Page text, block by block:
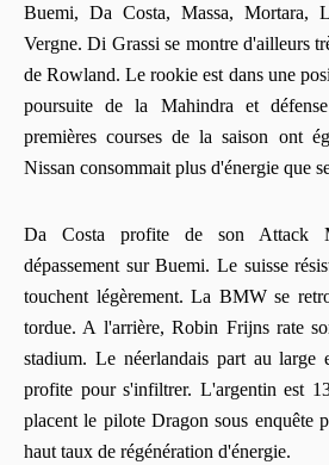
Buemi, Da Costa, Massa, Mortara,
Vergne. Di Grassi se montre d'ailleurs
de Rowland. Le rookie est dans une
poursuite de la Mahindra et
premières courses de la saison ont
Nissan consommait plus d'énergie que
Da Costa profite de son Attack
dépassement sur Buemi. Le suisse
touchent légèrement. La BMW se
tordue. A l'arrière, Robin Frijns rate
stadium. Le néerlandais part au large
profite pour s'infiltrer. L'argentin est
placent le pilote Dragon sous enquête
haut taux de régénération d'énergie.